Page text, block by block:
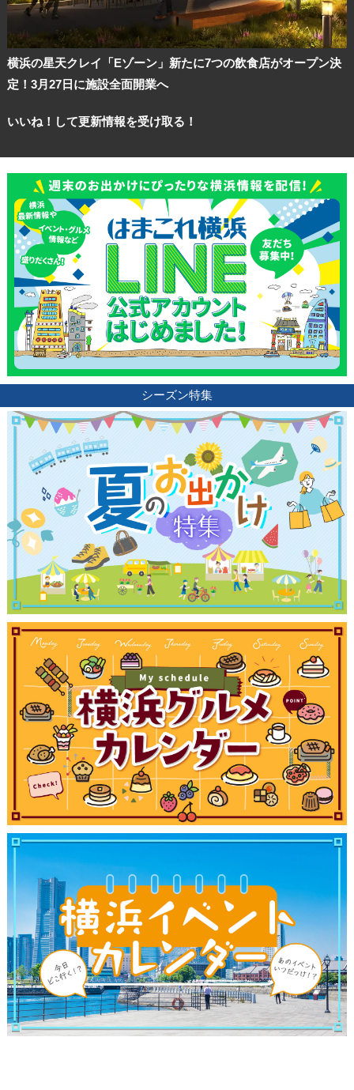
横浜の星天クレイ「Eゾーン」新たに7つの飲食店がオープン決
定！3月27日に施設全面開業へ
いいね！して更新情報を受け取る！
シーズン特集
観光ガイド
ランキング
ブログ記事
サイトについて